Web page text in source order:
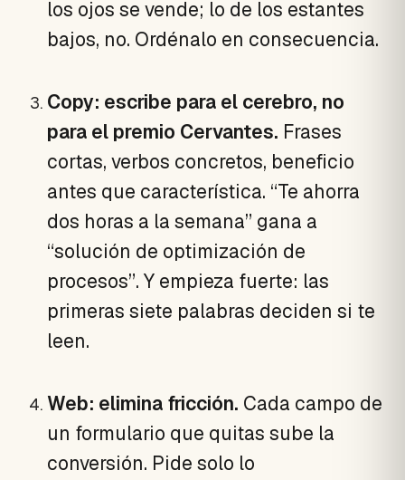
los ojos se vende; lo de los estantes
bajos, no. Ordénalo en consecuencia.
Copy: escribe para el cerebro, no
para el premio Cervantes. Frases
cortas, verbos concretos, beneficio
antes que característica. “Te ahorra
dos horas a la semana” gana a
“solución de optimización de
procesos”. Y empieza fuerte: las
primeras siete palabras deciden si te
leen.
Web: elimina fricción. Cada campo de
un formulario que quitas sube la
conversión. Pide solo lo